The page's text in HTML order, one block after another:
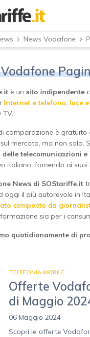
News Vodafone
è un sito indipendente
Internet e telefono, luce
TV.
comparazione è gratuito
mercato, ma non solo.
telecomunicazioni e
italiano, fornendo ai
News di SOStariffe.it
oggi il più autorevole in
composto da
sia per i
quotidianamente di
TELEFONIA MOBILE
Offerte
di Maggio
06 Maggio 2024
Scopri le offerte